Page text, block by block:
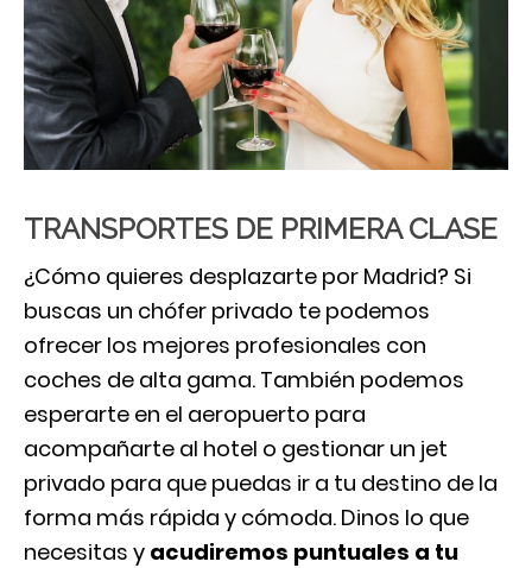
TRANSPORTES DE PRIMERA CLASE
¿Cómo quieres desplazarte por Madrid? Si
buscas un chófer privado te podemos
ofrecer los mejores profesionales con
coches de alta gama. También podemos
esperarte en el aeropuerto para
acompañarte al hotel o gestionar un jet
privado para que puedas ir a tu destino de la
forma más rápida y cómoda. Dinos lo que
necesitas y acudiremos puntuales a tu